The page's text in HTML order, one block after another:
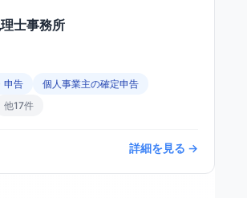
士事務所
申告
個人事業主の確定申告
他17件
詳細を見る →